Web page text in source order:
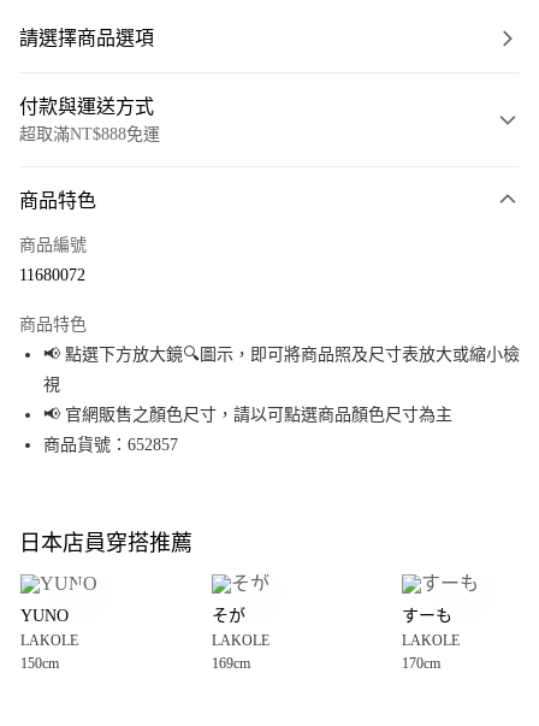
請選擇商品選項
付款與運送方式
超取滿NT$888免運
信用卡一次付款
Apple Pay
街口支付
悠遊付
全盈+PAY
大哥付你分期
1.本服務由台灣大哥大提供，台灣大哥大用戶可立即使用無須另外申請。
2.付款方式選擇「大哥付你分期」，訂單成立後會自動跳轉到大哥付的交易
AFTEE先享後付
商品特色
商品編號
11680072
商品特色
📢 點選下方放大鏡🔍圖示，即可將商品照及尺寸表放大或縮小檢
視
📢 官網販售之顏色尺寸，請以可點選商品顏色尺寸為主
商品貨號：652857
日本店員穿搭推薦
YUNO
LAKOLE
150cm
そが
LAKOLE
169cm
すーも
LAKOLE
170cm